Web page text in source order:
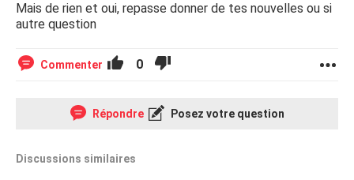
Mais de rien et oui, repasse donner de tes nouvelles ou si
autre question
Commenter 0
Répondre Posez votre question
Discussions similaires